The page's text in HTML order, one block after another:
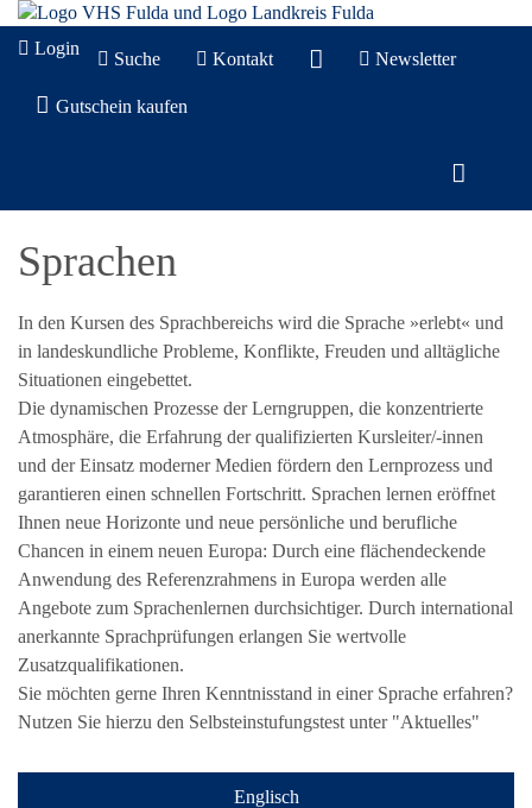
Login
Suche Kontakt Newsletter
Gutschein kaufen
Sprachen
In den Kursen des Sprachbereichs wird die Sprache »erlebt« und
in landeskundliche Probleme, Konflikte, Freuden und alltägliche
Situationen eingebettet.
Die dynamischen Prozesse der Lerngruppen, die konzentrierte
Atmosphäre, die Erfahrung der qualifizierten Kursleiter/-innen
und der Einsatz moderner Medien fördern den Lernprozess und
garantieren einen schnellen Fortschritt. Sprachen lernen eröffnet
Ihnen neue Horizonte und neue persönliche und berufliche
Chancen in einem neuen Europa: Durch eine flächendeckende
Anwendung des Referenzrahmens in Europa werden alle
Angebote zum Sprachenlernen durchsichtiger. Durch international
anerkannte Sprachprüfungen erlangen Sie wertvolle
Zusatzqualifikationen.
Sie möchten gerne Ihren Kenntnisstand in einer Sprache erfahren?
Nutzen Sie hierzu den Selbsteinstufungstest unter "Aktuelles"
Englisch